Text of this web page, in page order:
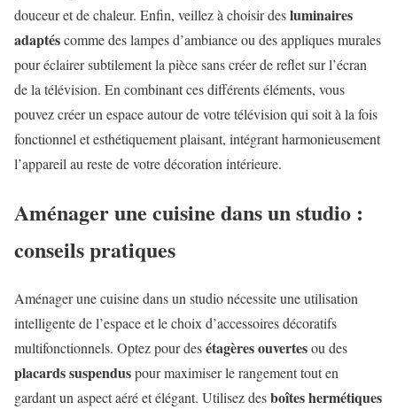
douceur et de chaleur. Enfin, veillez à choisir desluminaires
adaptéscomme des lampes d’ambiance ou des appliques murales
pour éclairer subtilement la pièce sans créer de reflet sur l’écran
de la télévision. En combinant ces différents éléments, vous
pouvez créer un espace autour de votre télévision qui soit à la fois
fonctionnel et esthétiquement plaisant, intégrant harmonieusement
l’appareil au reste de votre décoration intérieure.
Aménager une cuisine dans un studio :
conseils pratiques
Aménager une cuisine dans un studio nécessite une utilisation
intelligente de l’espace et le choix d’accessoires décoratifs
multifonctionnels. Optez pour desétagères ouvertesou des
placards suspenduspour maximiser le rangement tout en
gardant un aspect aéré et élégant. Utilisez desboîtes hermétiques